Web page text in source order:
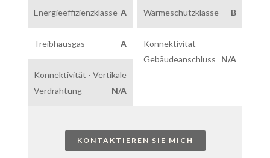
Energieeffizienzklasse A Wärmeschutzklasse B
Treibhausgas A
Konnektivität -
Gebäudeanschluss
N/A
Konnektivität - Vertikale
Verdrahtung
N/A
KONTAKTIEREN SIE MICH